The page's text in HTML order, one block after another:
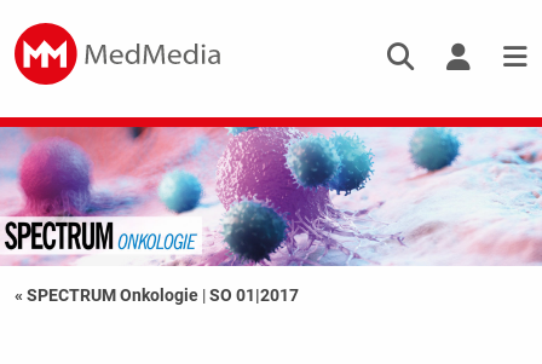
« SPECTRUM Onkologie |SO 01|2017